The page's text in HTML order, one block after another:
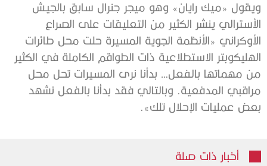
ويقول «ميك رايان» وهو ميجر جنرال سابق بالجيش
الأسترالي ينشر الكثير من التعليقات على الصراع
الأوكراني «الأنظمة الجوية المسيرة حلت محل طائرات
الهليكوبتر الاستطلاعية ذات الطواقم الكاملة في الكثير
من مهماتها بالفعل… بدأنا نرى المسيرات تحل محل
مراقبي المدفعية. وبالتالي فقد بدأنا بالفعل نشهد
بعض عمليات الإحلال تلك».
أخبار ذات صلة